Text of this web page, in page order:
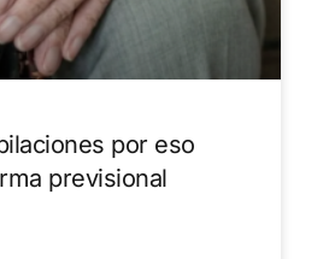
por eso
previsional